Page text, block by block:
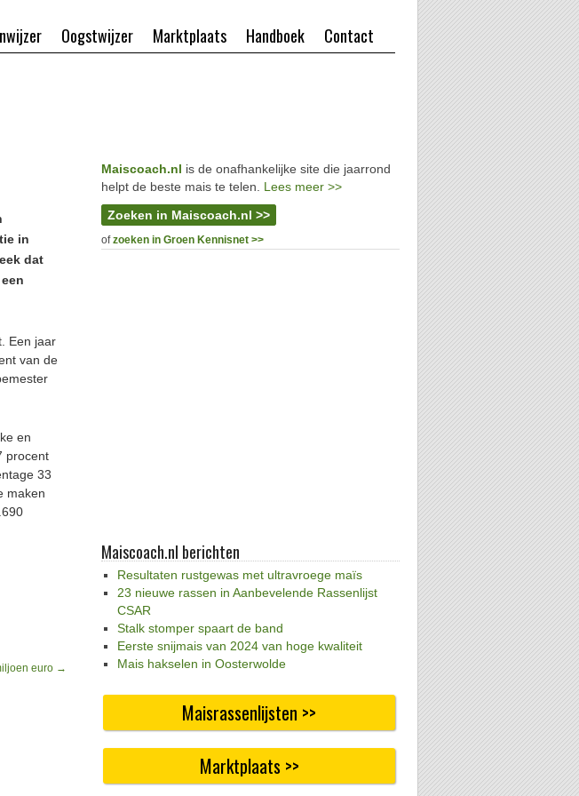
Contact
Handboek
Marktplaats
Oogstwijzer
in
dat
Een jaar
van de
en
procent
33
maken
euro →
Maiscoach.nl is de onafhankelijke site die jaarrond
helpt de beste mais te telen. Lees meer >>
Zoeken in Maiscoach.nl >>
ofzoeken in Groen Kennisnet >>
Maiscoach.nl berichten
Resultaten rustgewas met ultravroege maïs
23 nieuwe rassen in Aanbevelende Rassenlijst
CSAR
Stalk stomper spaart de band
Eerste snijmais van 2024 van hoge kwaliteit
Mais hakselen in Oosterwolde
Maisrassenlijsten >>
Marktplaats >>